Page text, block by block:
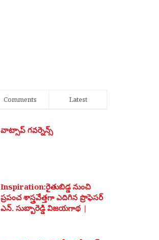
Comments Latest
వాట్సాప్ గవర్నెన్స్
Inspiration:రైతుబిడ్డ నుంచి
ప్రపంచ శాస్త్రవేత్తగా ఎదిగిన ప్రొఫెసర్
ఎన్. సుబ్బారెడ్డి విజయగాథ |